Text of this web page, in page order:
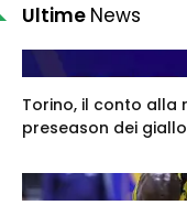
Ultime News
Torino, il conto alla
preseason dei